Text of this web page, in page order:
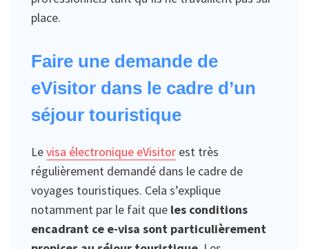
place.
Faire une demande de
eVisitor dans le cadre d’un
séjour touristique
Levisa électronique eVisitor est très
régulièrement demandé dans le cadre de
voyages touristiques. Cela s’explique
notamment par le fait que les conditions
encadrant ce e-visa sont particulièrement